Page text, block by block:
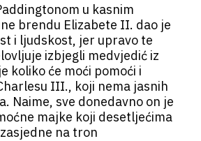
u kasnim
brendu Elizabete II. dao je
i ljudskost, jer upravo te
izbjegli medvjedić iz
koliko će moći pomoći i
III., koji nema jasnih
Naime, sve donedavno on je
majke koji desetljećima
na tron